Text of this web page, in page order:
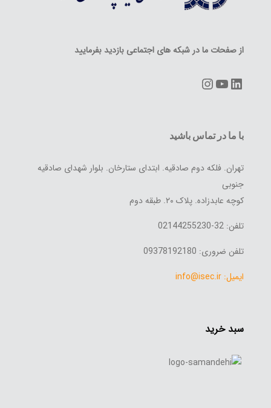
از صفحات ما در شبکه های اجتماعی بازدید بفرمایید
LinkedIn
YouTube
Instagram
با ما در تماس باشید
تهران. فلکه دوم صادقیه. ابتدای ستارخان. بلوار شهدای صادقیه
جنوبی
کوچه عابدزاده. پلاک ۲۰. طبقه دوم
تلفن: 32-02144255230
تلفن ضروری: 09378192180
ایمیل: info@isec.ir
سبد خرید